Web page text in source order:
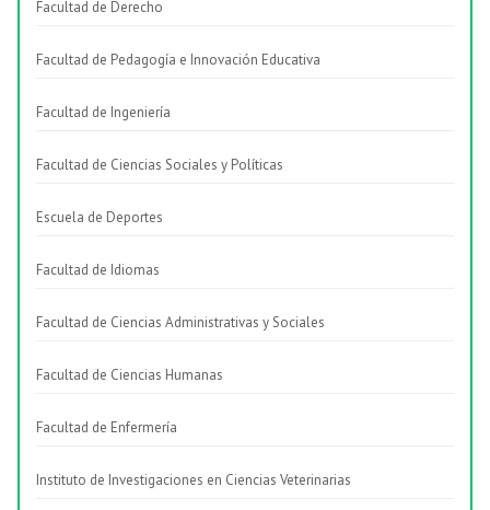
Facultad de Derecho
Facultad de Pedagogía e Innovación Educativa
Facultad de Ingeniería
Facultad de Ciencias Sociales y Políticas
Escuela de Deportes
Facultad de Idiomas
Facultad de Ciencias Administrativas y Sociales
Facultad de Ciencias Humanas
Facultad de Enfermería
Instituto de Investigaciones en Ciencias Veterinarias